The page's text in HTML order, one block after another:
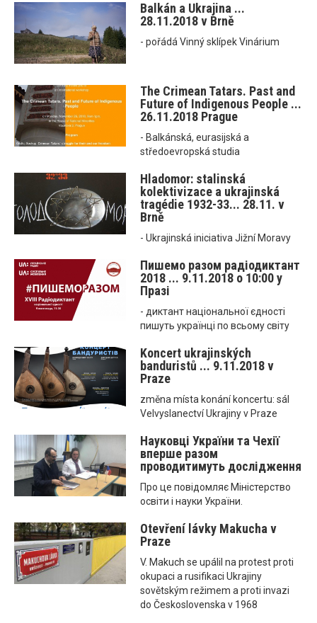
Balkán a Ukrajina ...
28.11.2018 v Brně
- pořádá Vinný sklípek Vinárium
The Crimean Tatars. Past and
Future of Indigenous People ...
26.11.2018 Prague
- Balkánská, eurasijská a
středoevropská studia
Hladomor: stalinská
kolektivizace a ukrajinská
tragédie 1932-33... 28.11. v
Brně
- Ukrajinská iniciativa Jižní Moravy
Пишемо разом радіодиктант
2018 ... 9.11.2018 o 10:00 у
Празі
- диктант національної єдності
пишуть українці по всьому світу
Koncert ukrajinských
banduristů ... 9.11.2018 v
Praze
změna místa konání koncertu: sál
Velvyslanectví Ukrajiny v Praze
Науковці України та Чехії
вперше разом
проводитимуть дослідження
Про це повідомляє Міністерство
освіти і науки України.
Otevření lávky Makucha v
Praze
V. Makuch se upálil na protest proti
okupaci a rusifikaci Ukrajiny
sovětským režimem a proti invazi
do Československa v 1968